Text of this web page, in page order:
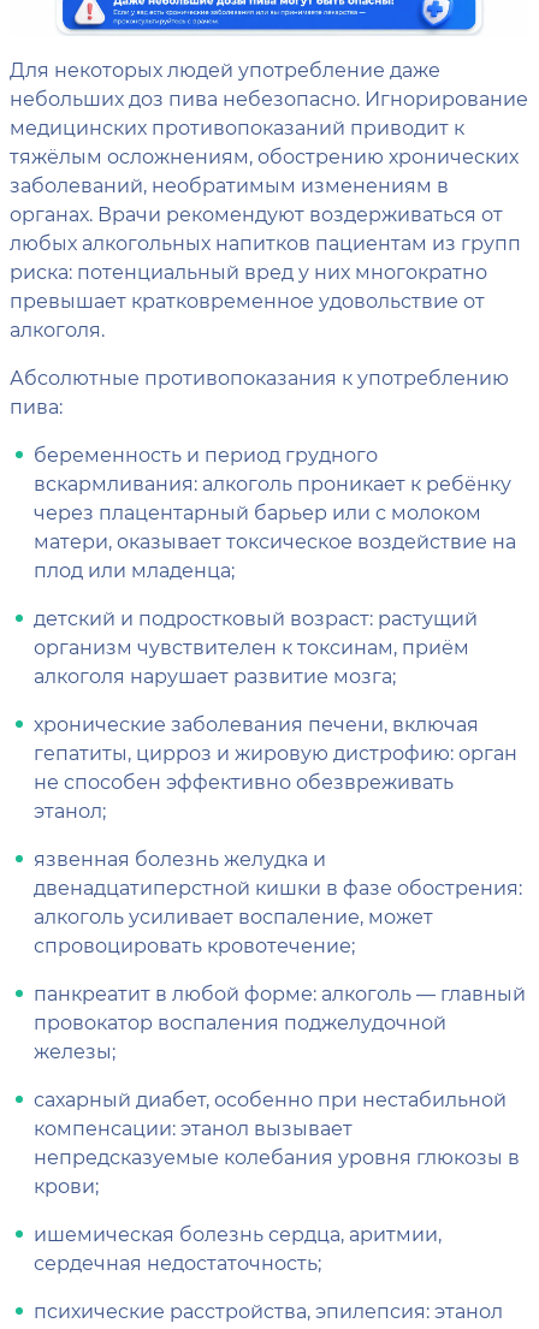
Для некоторых людей употребление даже
небольших доз пива небезопасно. Игнорирование
медицинских противопоказаний приводит к
тяжёлым осложнениям, обострению хронических
заболеваний, необратимым изменениям в
органах. Врачи рекомендуют воздерживаться от
любых алкогольных напитков пациентам из групп
риска: потенциальный вред у них многократно
превышает кратковременное удовольствие от
алкоголя.
Абсолютные противопоказания к употреблению
пива:
беременность и период грудного
вскармливания: алкоголь проникает к ребёнку
через плацентарный барьер или с молоком
матери, оказывает токсическое воздействие на
плод или младенца;
детский и подростковый возраст: растущий
организм чувствителен к токсинам, приём
алкоголя нарушает развитие мозга;
хронические заболевания печени, включая
гепатиты, цирроз и жировую дистрофию: орган
не способен эффективно обезвреживать
этанол;
язвенная болезнь желудка и
двенадцатиперстной кишки в фазе обострения:
алкоголь усиливает воспаление, может
спровоцировать кровотечение;
панкреатит в любой форме: алкоголь — главный
провокатор воспаления поджелудочной
железы;
сахарный диабет, особенно при нестабильной
компенсации: этанол вызывает
непредсказуемые колебания уровня глюкозы в
крови;
ишемическая болезнь сердца, аритмии,
сердечная недостаточность;
психические расстройства, эпилепсия: этанол